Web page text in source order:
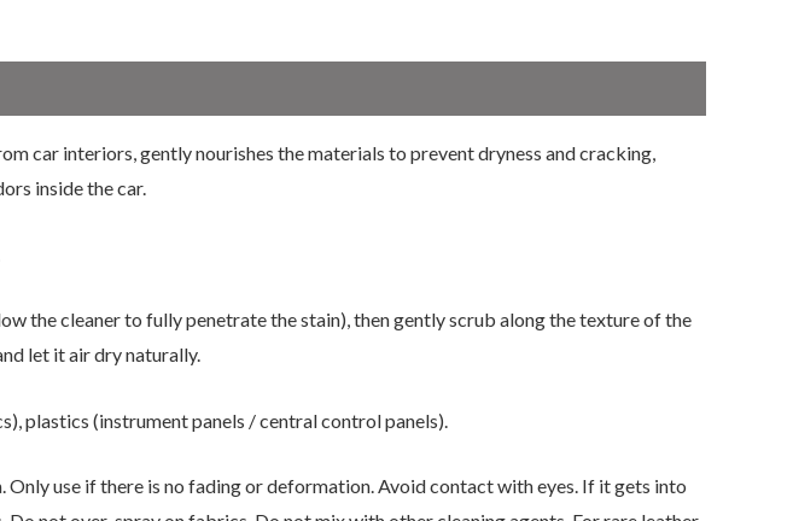
car interiors, gently nourishes the materials to prevent dryness and cracking,
inside the car.
the cleaner to fully penetrate the stain), then gently scrub along the texture of the
let it air dry naturally.
plastics (instrument panels / central control panels).
use if there is no fading or deformation. Avoid contact with eyes. If it gets into